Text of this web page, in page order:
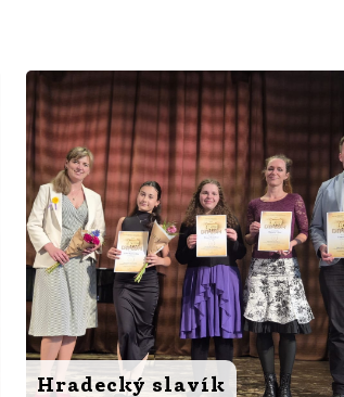
Hradecký slavík